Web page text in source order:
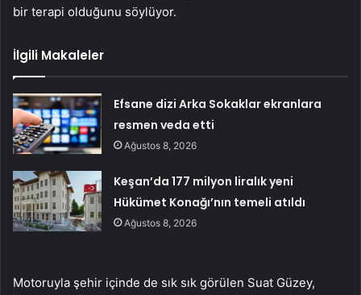
bir terapi olduğunu söylüyor.
İlgili Makaleler
Efsane dizi Arka Sokaklar ekranlara
resmen veda etti
Ağustos 8, 2026
Keşan’da 177 milyon liralık yeni
Hükümet Konağı’nın temeli atıldı
Ağustos 8, 2026
Motoruyla şehir içinde de sık sık görülen Suat Güzey,